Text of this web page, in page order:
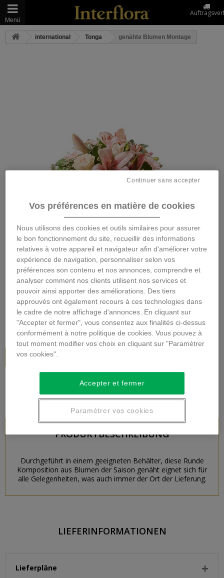
Menü
international Tonga genähte Blumen Montage
Vergrößern
GENÄHTE BLUMEN
MONTAGE
Beschreibung
38,00 €inkl. MwSt.
In den Warenkorb
PRODUKTBESCHREIBUNG
Durchgeführt in einem geeigneten Behälter, diese Runde
Komposition aus Blumen der Saison genäht eignet sich für
alle Gelegenheiten, was auch immer der Ort der Lieferung.
LIEFERINFORMATIONEN
Lieferpläne
Vos préférences en matière de cookies
Nous utilisons des cookies et outils similaires pour assurer
le bon fonctionnement du site, recueillir des informations
relatives à votre appareil et navigateur afin d'améliorer votre
expérience de navigation, personnaliser selon vos
préférences son contenu et nos annonces, comprendre et
analyser comment nos clients utilisent nos services et
pouvoir ainsi apporter des améliorations. Des tiers
approuvés ont également recours à ces technologies dans
le cadre de notre affichage d'annonces. En cliquant sur
"Accepter et fermer", vous consentez aux finalités ci-dessus
conformément à notre politique de cookies. Vous pouvez à
tout moment modifier vos choix en cliquant sur "Paramétrer
vos cookies".
Continuer sans accepter
Accepter et fermer
Paramétrer vos cookies